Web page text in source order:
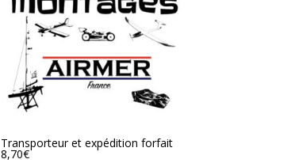
Transporteur et expédition forfait
8,70€